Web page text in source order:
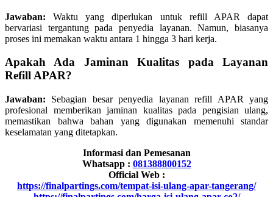
Jawaban: Waktu yang diperlukan untuk refill APAR dapat
bervariasi tergantung pada penyedia layanan. Namun, biasanya
proses ini memakan waktu antara 1 hingga 3 hari kerja.
Apakah Ada Jaminan Kualitas pada Layanan
Refill APAR?
Jawaban: Sebagian besar penyedia layanan refill APAR yang
profesional memberikan jaminan kualitas pada pengisian ulang,
memastikan bahwa bahan yang digunakan memenuhi standar
keselamatan yang ditetapkan.
Informasi dan Pemesanan
Whatsapp : 081388800152
Official Web :
https://finalpartings.com/tempat-isi-ulang-apar-tangerang/